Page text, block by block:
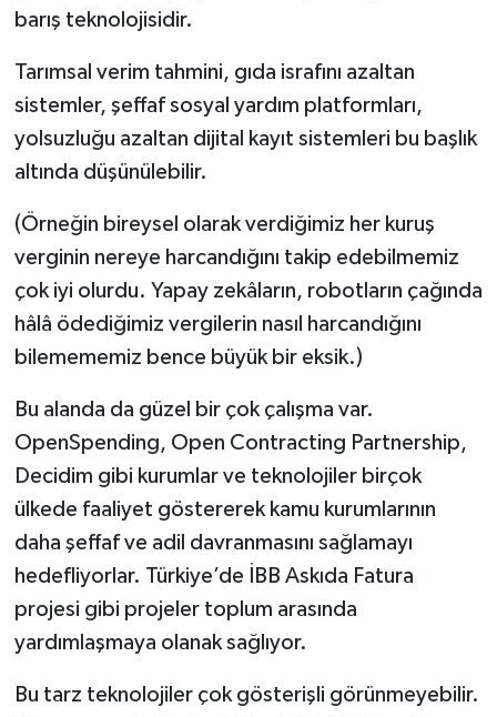
barış teknolojisidir.
Tarımsal verim tahmini, gıda israfını azaltan
sistemler, şeffaf sosyal yardım platformları,
yolsuzluğu azaltan dijital kayıt sistemleri bu başlık
altında düşünülebilir.
(Örneğin bireysel olarak verdiğimiz her kuruş
verginin nereye harcandığını takip edebilmemiz
çok iyi olurdu. Yapay zekâların, robotların çağında
hâlâ ödediğimiz vergilerin nasıl harcandığını
bilemememiz bence büyük bir eksik.)
Bu alanda da güzel bir çok çalışma var.
OpenSpending, Open Contracting Partnership,
Decidim gibi kurumlar ve teknolojiler birçok
ülkede faaliyet göstererek kamu kurumlarının
daha şeffaf ve adil davranmasını sağlamayı
hedefliyorlar. Türkiye’de İBB Askıda Fatura
projesi gibi projeler toplum arasında
yardımlaşmaya olanak sağlıyor.
Bu tarz teknolojiler çok gösterişli görünmeyebilir.